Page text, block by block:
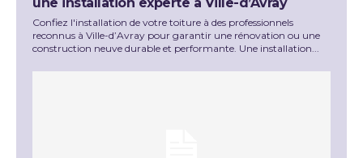
Confiez l'installation de votre toiture à des professionnels
reconnus à Ville-d’Avray pour garantir une rénovation ou une
construction neuve durable et performante. Une installation...